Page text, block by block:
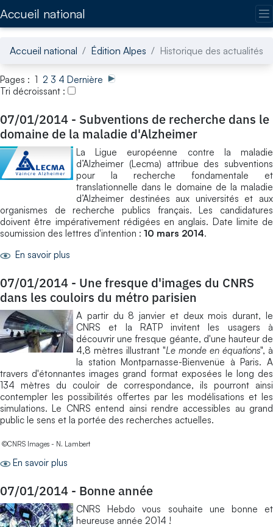
Accueil national
Accueil national Édition Alpes Historique des actualités
Pages : 1 2 3 4 Dernière
Tri décroissant :
07/01/2014 - Subventions de recherche dans le
domaine de la maladie d'Alzheimer
La Ligue européenne contre la maladie
d’Alzheimer (Lecma) attribue des subventions
pour la recherche fondamentale et
translationnelle dans le domaine de la maladie
d’Alzheimer destinées aux universités et aux
organismes de recherche publics français. Les candidatures
doivent être impérativement rédigées en anglais. Date limite de
soumission des lettres d'intention : 10 mars 2014.
En savoir plus
07/01/2014 - Une fresque d'images du CNRS
dans les couloirs du métro parisien
A partir du 8 janvier et deux mois durant, le
CNRS et la RATP invitent les usagers à
découvrir une fresque géante, d'une hauteur de
4,8 mètres illustrant "Le monde en équations", à
la station Montparnasse-Bienvenüe à Paris. A
travers d'étonnantes images grand format exposées le long des
134 mètres du couloir de correspondance, ils pourront ainsi
contempler les possibilités offertes par les modélisations et les
simulations. Le CNRS entend ainsi rendre accessibles au grand
public le sens et la portée des recherches actuelles.
©CNRS Images - N. Lambert
En savoir plus
07/01/2014 - Bonne année
CNRS Hebdo vous souhaite une bonne et
heureuse année 2014 !